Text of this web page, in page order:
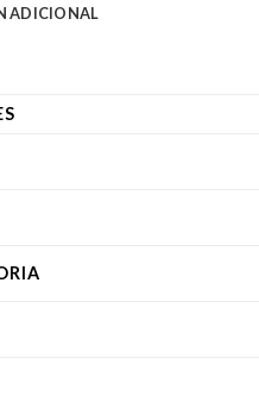
ADICIONAL